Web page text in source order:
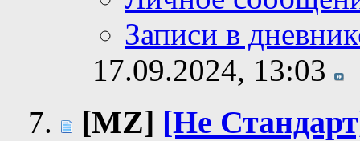
Записи в
17.09.2024, 13:03
[MZ] [Не